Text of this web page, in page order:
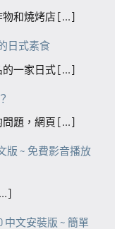
物和燒烤店 [...]
日式素食
的一家日式 [...]
問題，網頁 [...]
版 ~ 免費影音播放
中文安裝版 ~ 簡單